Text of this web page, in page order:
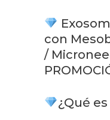
con
/
¿Qué